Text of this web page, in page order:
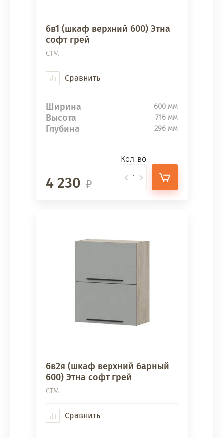
6в1 (шкаф верхний 600) Этна
софт грей
СТМ
Сравнить
Ширина 600 мм
Высота 716 мм
Глубина 296 мм
4 230
Кол-во
6в2я (шкаф верхний барный
600) Этна софт грей
СТМ
Сравнить